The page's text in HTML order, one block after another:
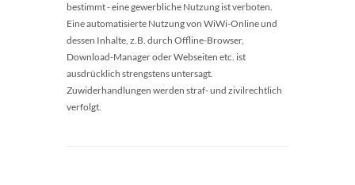
bestimmt - eine gewerbliche Nutzung ist verboten.
Eine automatisierte Nutzung von WiWi-Online und
dessen Inhalte, z.B. durch Offline-Browser,
Download-Manager oder Webseiten etc. ist
ausdrücklich strengstens untersagt.
Zuwiderhandlungen werden straf- und zivilrechtlich
verfolgt.